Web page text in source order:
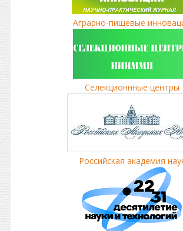
Аграрно-пищевые
Селекционнные центры
Российская академия